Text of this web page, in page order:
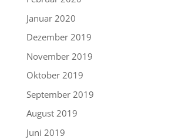
Januar 2020
Dezember 2019
November 2019
Oktober 2019
September 2019
August 2019
Juni 2019